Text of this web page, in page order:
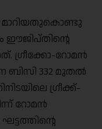
മാറിയതുകൊണ്ടു
ഈജിപ്തിന്റെ
ഗ്രീക്കോ-റോമൻ
ബിസി 332 മുതൽ
ഗ്രീക്ക്-
റോമൻ